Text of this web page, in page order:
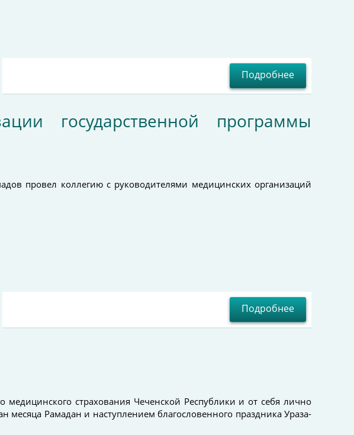
Подробнее
государственной программы
провел коллегию с руководителями медицинских организаций
Подробнее
медицинского страхования Чеченской Республики и от себя лично
месяца Рамадан и наступлением благословенного праздника Ураза-